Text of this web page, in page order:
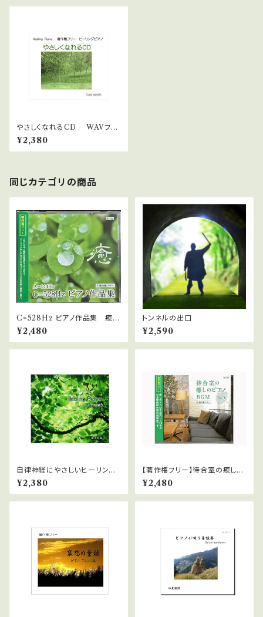
やさしくなれるCD WAVファ
イルダウンロード版 中北利男
¥2,380
同じカテゴリの商品
C=528Hz ピアノ作品集 癒
【著作権フリー】 WAVファイル
¥2,480
トンネルの出口
¥2,590
自律神経にやさしいヒーリング
ピアノ WAVファイルダウンロ
ード版
¥2,380
【著作権フリー】待合室の癒しの
ピアノBGMシリーズ No1 ダ
ウンロード版 WAVファイル
¥2,480